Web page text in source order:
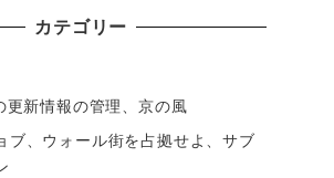
カテゴリー
更新情報の管理、京の風
ブ、ウォール街を占拠せよ、サブ